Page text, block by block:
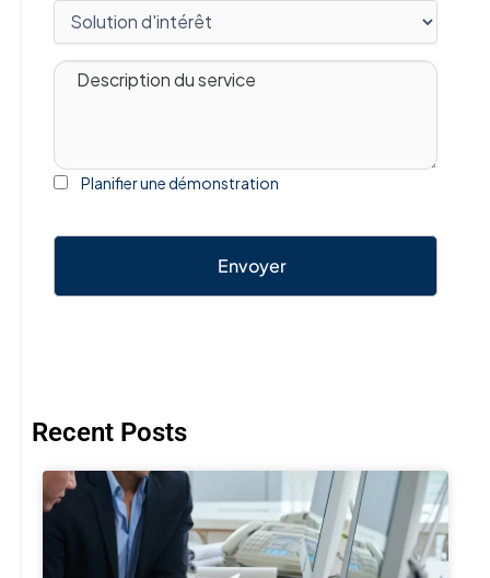
Planifier une démonstration
Envoyer
Recent Posts